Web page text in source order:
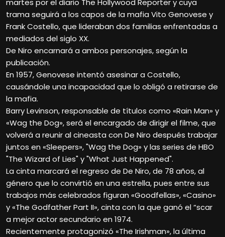
trama seguirá a los capos de la mafia Vito Genovese y
Frank Costello, que lideraban dos familias enfrentadas a
mediados del siglo XX.
De Niro encarnará a ambos personajes, según la
publicación.
En 1957, Genovese intentó asesinar a Costello,
causándole una incapacidad que lo obligó a retirarse de
la mafia.
Barry Levinson, responsable de títulos como «Rain Man» y
«Wag the Dog», será el encargado de dirigir el filme, que
volverá a reunir al cineasta con De Niro después trabajar
juntos en «Sleepers», "Wag the Dog» y las series de HBO
"The Wizard of Lies" y "What Just Happened".
La cinta marcará el regreso de De Niro, de 78 años, al
género que lo convirtió en una estrella, pues entre sus
trabajos más celebrados figuran «Goodfellas», «Casino»
y «The Godfather Part II», cinta con la que ganó el “scar
a mejor actor secundario en 1974.
Recientemente protagonizó «The Irishman», la última